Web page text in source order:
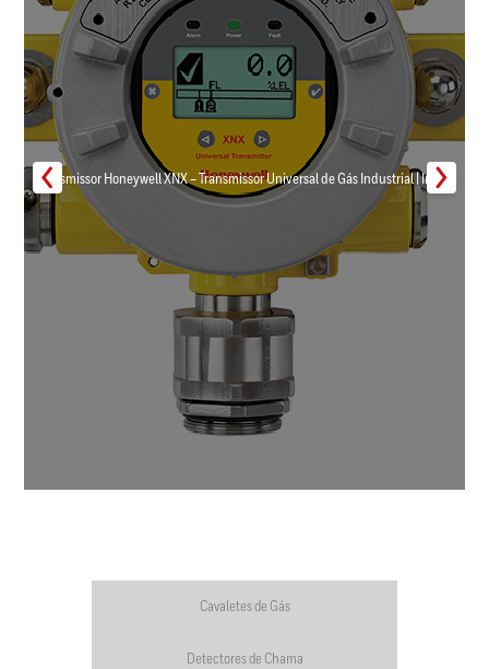
Transmissor Honeywell XNX – Transmissor Universal de Gás Industrial | Inmar
Cavaletes de Gás
Detectores de Chama